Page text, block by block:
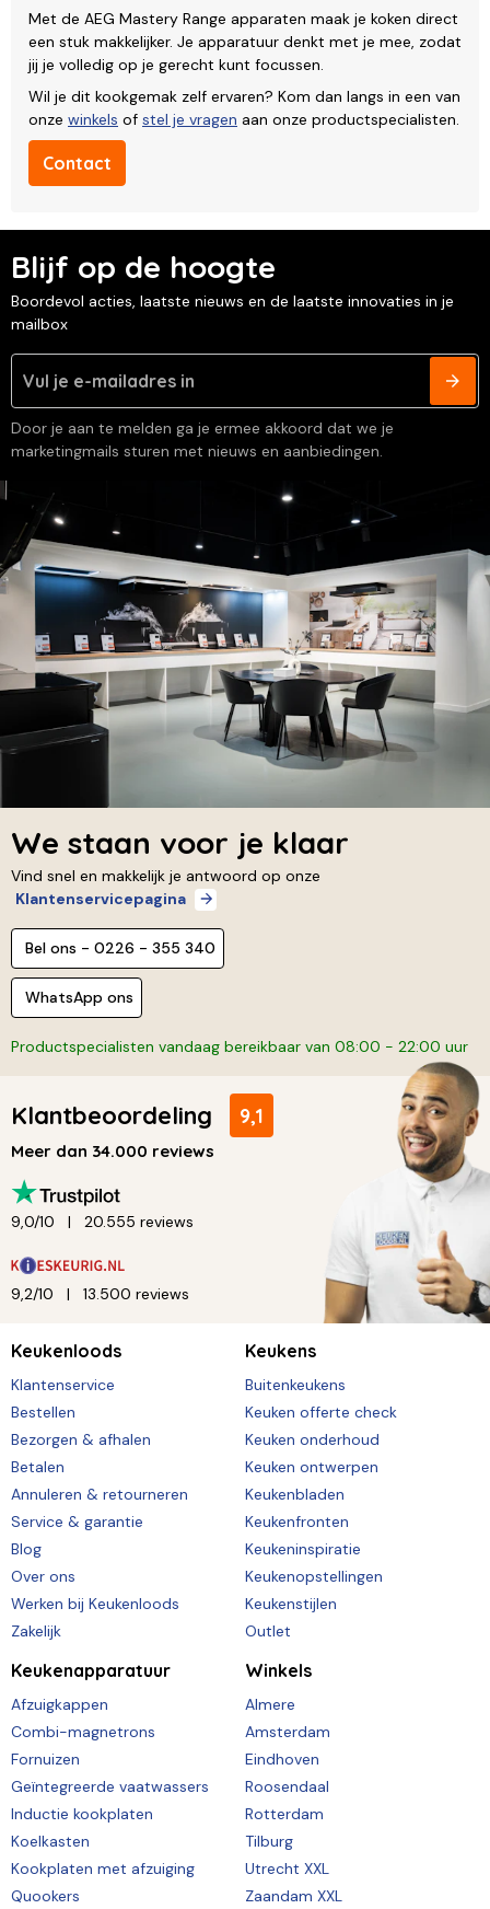
Met de AEG Mastery Range apparaten maak je koken direct
een stuk makkelijker. Je apparatuur denkt met je mee, zodat
jij je volledig op je gerecht kunt focussen.
Wil je dit kookgemak zelf ervaren? Kom dan langs in een van
onze winkels of stel je vragen aan onze productspecialisten.
Contact
Blijf op de hoogte
Boordevol acties, laatste nieuws en de laatste innovaties in je
mailbox
Door je aan te melden ga je ermee akkoord dat we je
marketingmails sturen met nieuws en aanbiedingen.
We staan voor je klaar
Vind snel en makkelijk je antwoord op onze
Klantenservicepagina
Bel ons - 0226 - 355 340
WhatsApp ons
Productspecialisten vandaag bereikbaar van 08:00 - 22:00 uur
Klantbeoordeling 9,1
Meer dan 34.000 reviews
9,0/10 20.555 reviews
9,2/10 13.500 reviews
Keukenloods
Klantenservice
Bestellen
Bezorgen & afhalen
Betalen
Annuleren & retourneren
Service & garantie
Blog
Over ons
Werken bij Keukenloods
Zakelijk
Keukens
Buitenkeukens
Keuken offerte check
Keuken onderhoud
Keuken ontwerpen
Keukenbladen
Keukenfronten
Keukeninspiratie
Keukenopstellingen
Keukenstijlen
Outlet
Keukenapparatuur
Afzuigkappen
Combi-magnetrons
Fornuizen
Geïntegreerde vaatwassers
Inductie kookplaten
Koelkasten
Kookplaten met afzuiging
Quookers
Winkels
Almere
Amsterdam
Eindhoven
Roosendaal
Rotterdam
Tilburg
Utrecht XXL
Zaandam XXL